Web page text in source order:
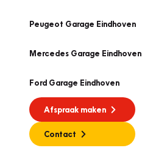
Peugeot Garage Eindhoven
Mercedes Garage Eindhoven
Ford Garage Eindhoven
Afspraak maken
Contact